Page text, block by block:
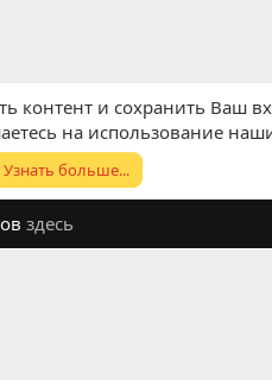
Обратная связь
и сохранить Ваш
на использование
Узнать больше...
здесь